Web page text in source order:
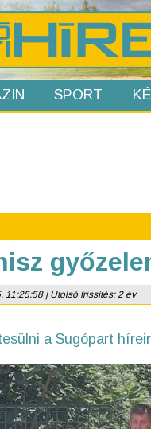
SPORT
11:25:58 | Utolsó frissítés: 2 év
a Sugópart